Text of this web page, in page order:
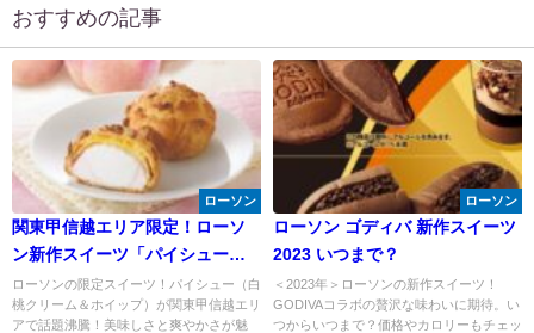
おすすめの記事
ローソン
関東甲信越エリア限定！ローソ
ン新作スイーツ「パイシュー
（白桃クリーム＆ホイップ）長
野県産川中島白桃」が登場！
ローソンの限定スイーツ！パイシュー（白
桃クリーム＆ホイップ）が関東甲信越エリ
アで話題沸騰！美味しさと爽やかさが魅
ローソン
ローソン ゴディバ 新作スイーツ
2023 いつまで？
＜2023年＞ローソンの新作スイーツ！
GODIVAコラボの贅沢な味わいに期待。い
つからいつまで？価格やカロリーもチェッ